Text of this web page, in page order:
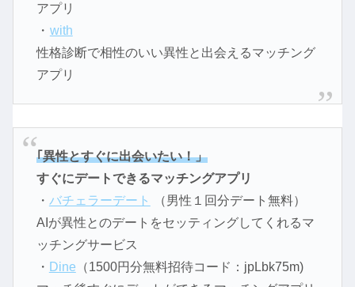
アプリ
・ with
性格診断で相性のいい異性と出会えるマッチング
アプリ
｢異性とすぐに出会いたい！」
すぐにデートできるマッチングアプリ
・ バチェラーデート
（男性１回分デート無料）
AIが異性とのデートをセッティングしてくれるマ
ッチングサービス
・ Dine （1500円分無料招待コード：jpLbk75m)